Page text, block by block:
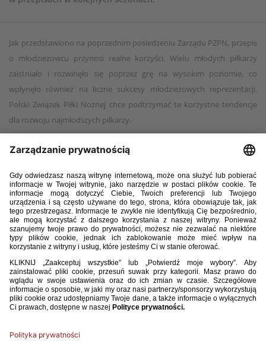
Jak przedstawiono na poprzednim posiedzeniu Zarządu PZPN, przepis
o młodzieżowcu przynosi realne korzyści. Wielu młodych piłkarzy
zaistniało i rozwinęło się poprzez grę na wysokim poziomie, co
wpłynęło również na liczne sukcesy młodzieżowych reprezentacji.
Polski Związek Piłki Nożnej chce podtrzymać te korzystne tendencje
dla rozwoju najmłodszych piłkarzy.
W nadchodzącym sezonie każdy klub uczestniczący w PKO BP
rozgrywkach dowolnej liczby zawodników młodzieżowych w łącznym
wymiarze czasu gry nie krótszym niż 3000 minut w danym sezonie,
przy czym:
a) w jednym meczu drużyna nie może zgromadzić więcej niż 270
minut;
b) minuty rozegrane w doliczonym czasie gry w pierwszej i drugiej
połowie zawodów nie są uwzględniane w ewidencji.
W przypadku rozgrywek PKO BP Ekstraklasy zawodnikiem